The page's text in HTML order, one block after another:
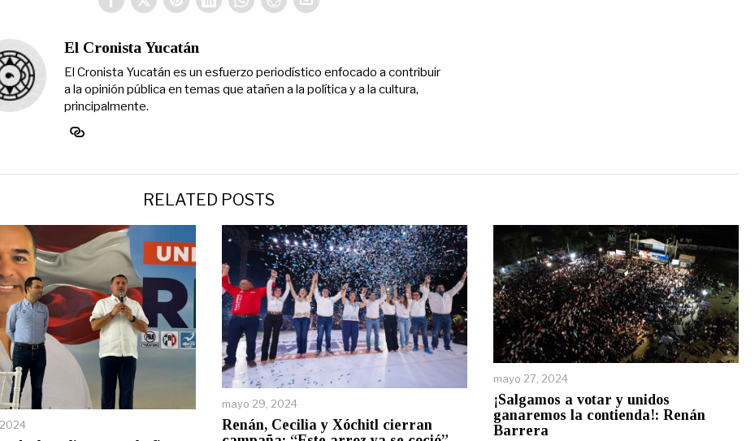
El Cronista Yucatán
El Cronista Yucatán es un esfuerzo periodístico enfocado a contribuir
a la opinión pública en temas que atañen a la política y a la cultura,
principalmente.
RELATED POSTS
mayo 29, 2024
Renán, Cecilia y Xóchitl cierran
mayo 27, 2024
¡Salgamos a votar y unidos
ganaremos la contienda!: Renán
Barrera